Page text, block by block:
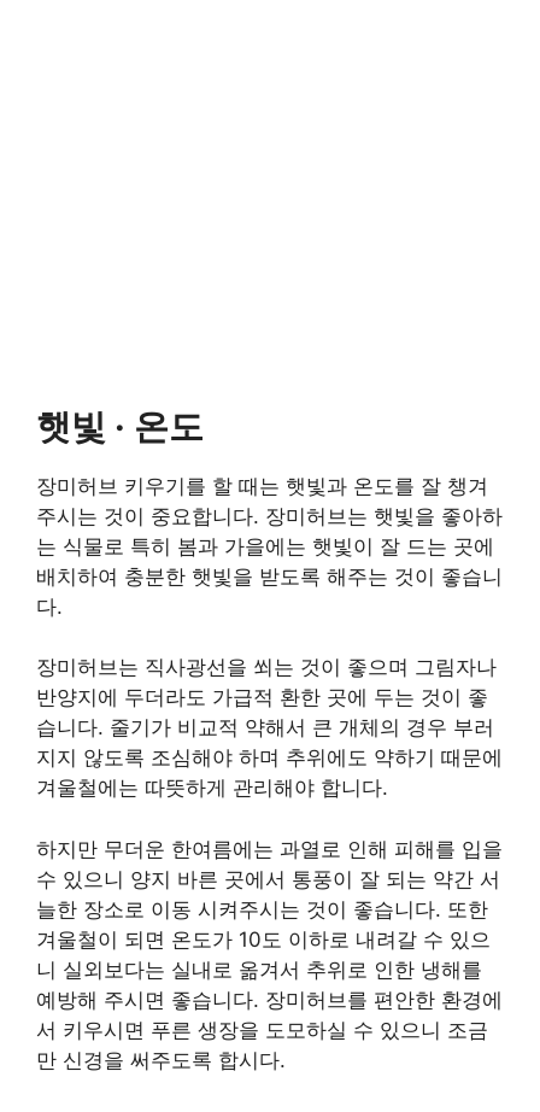
햇빛 · 온도
장미허브 키우기를 할 때는 햇빛과 온도를 잘 챙겨
주시는 것이 중요합니다. 장미허브는 햇빛을 좋아하
는 식물로 특히 봄과 가을에는 햇빛이 잘 드는 곳에
배치하여 충분한 햇빛을 받도록 해주는 것이 좋습니
다.
장미허브는 직사광선을 쐬는 것이 좋으며 그림자나
반양지에 두더라도 가급적 환한 곳에 두는 것이 좋
습니다. 줄기가 비교적 약해서 큰 개체의 경우 부러
지지 않도록 조심해야 하며 추위에도 약하기 때문에
겨울철에는 따뜻하게 관리해야 합니다.
하지만 무더운 한여름에는 과열로 인해 피해를 입을
수 있으니 양지 바른 곳에서 통풍이 잘 되는 약간 서
늘한 장소로 이동 시켜주시는 것이 좋습니다. 또한
겨울철이 되면 온도가 10도 이하로 내려갈 수 있으
니 실외보다는 실내로 옮겨서 추위로 인한 냉해를
예방해 주시면 좋습니다. 장미허브를 편안한 환경에
서 키우시면 푸른 생장을 도모하실 수 있으니 조금
만 신경을 써주도록 합시다.